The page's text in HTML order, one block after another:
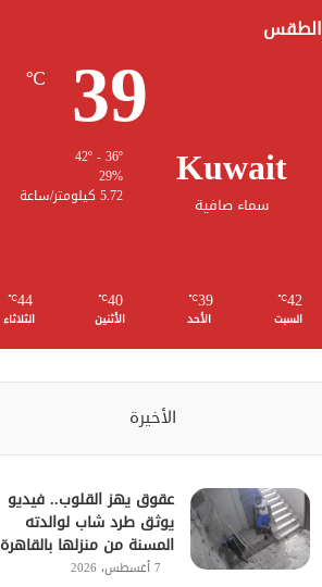
الطقس
Kuwait
سماء صافية
39
℃
42º - 36º
29%
5.72 كيلومتر/ساعة
42
℃
السبت
39
℃
الأحد
40
℃
الأثنين
44
℃
الثلاثاء
الأخيرة
عقوق يهز القلوب.. فيديو
يوثق طرد شاب لوالدته
المسنة من منزلها بالقاهرة
7 أغسطس، 2026